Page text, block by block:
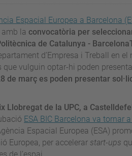
Espacial Europea a Barcelona
la convocatòria per
de Catalunya -
d’Empresa i Treball en el
que vulguin optar-hi poden
de març es poden presentar
Llobregat de la UPC, a
ESA BIC Barcelona va tornar
Espacial Europea (ESA)
Europea, per accelerar start-ups